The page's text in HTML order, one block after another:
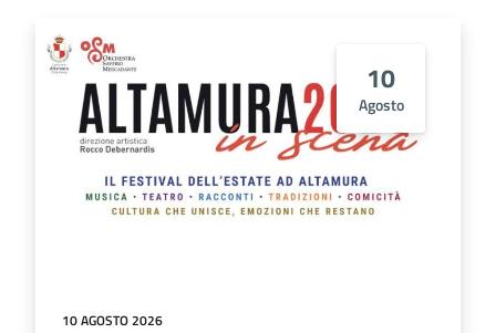
10
Agosto
10 AGOSTO 2026